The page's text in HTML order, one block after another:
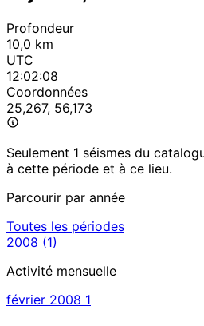
Profondeur
10,0 km
UTC
12:02:08
Coordonnées
25,267, 56,173
Seulement 1 séismes du
à cette période et à ce lieu.
Parcourir par année
Toutes les périodes
2008 (1)
Activité mensuelle
février 2008 1